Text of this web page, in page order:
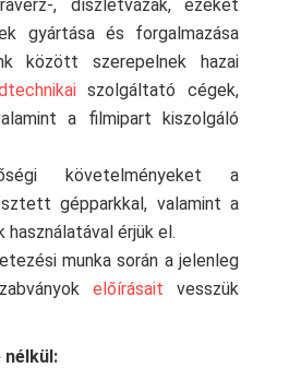
, díszletvázak, ezeket
gyártása és forgalmazása
között szerepelnek hazai
szolgáltató cégek,
a filmipart kiszolgáló
követelményeket a
gépparkkal, valamint a
érjük el.
munka során a jelenleg
előírásait vesszük
nélkül: